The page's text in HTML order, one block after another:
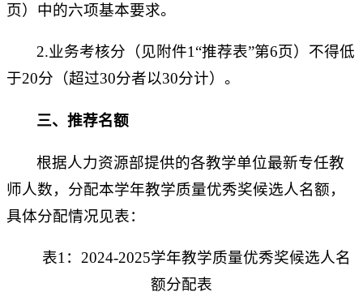
页）中的六项基本要求。
2.业务考核分（见附件1“推荐表”第6页）不得低
于20分（超过30分者以30分计）。
三、推荐名额
根据人力资源部提供的各教学单位最新专任教
师人数，分配本学年教学质量优秀奖候选人名额，
具体分配情况见表：
表1：2024-2025学年教学质量优秀奖候选人名
额分配表